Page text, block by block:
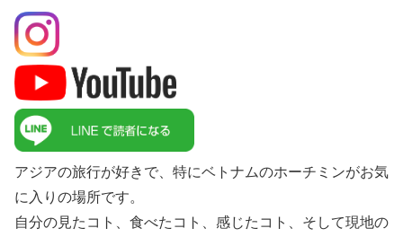
アジアの旅行が好きで、特にベトナムのホーチミンがお気
に入りの場所です。
自分の見たコト、食べたコト、感じたコト、そして現地の